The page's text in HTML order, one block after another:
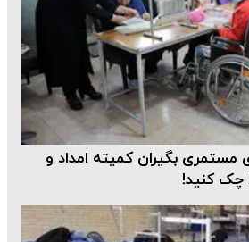
مستمری بگیران کمیته امداد و
چک کنید!